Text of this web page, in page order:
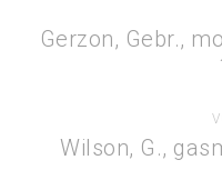
navigation
Gerzon, Gebr.,
Wilson, G.,